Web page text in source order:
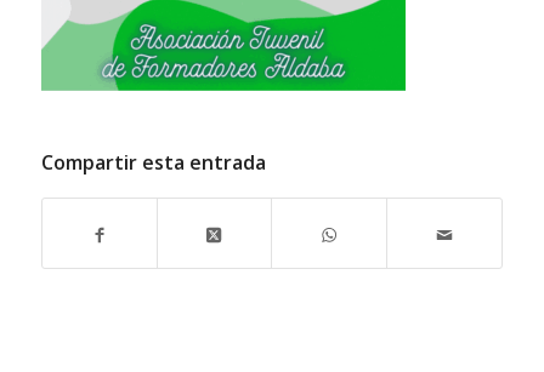
Compartir esta entrada